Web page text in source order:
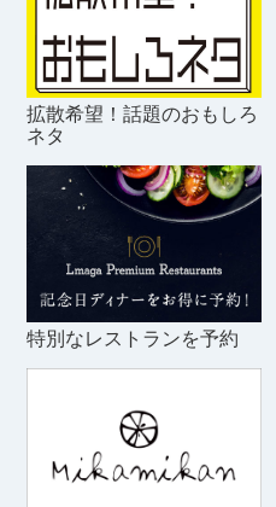
拡散希望！話題のおもしろ
ネタ
特別なレストランを予約